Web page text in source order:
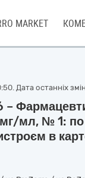
MARKET
Дата останніх
мл, № 1: по
в